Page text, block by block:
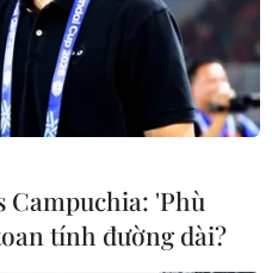
Campuchia: 'Phù
tính đường dài?